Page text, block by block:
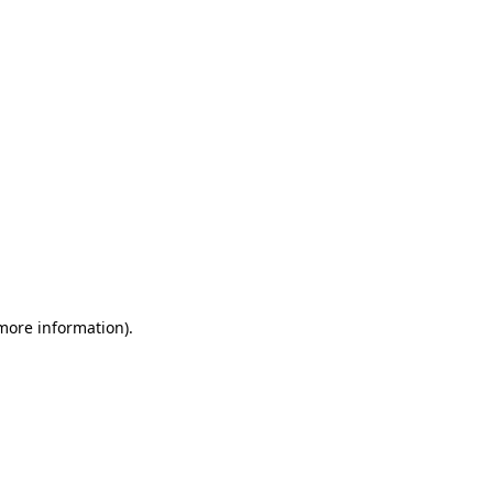
information).